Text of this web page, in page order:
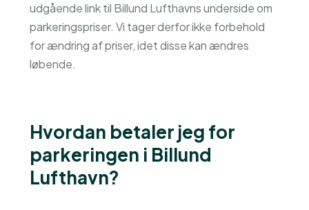
udgående link til Billund Lufthavns underside om
parkeringspriser. Vi tager derfor ikke forbehold
for ændring af priser, idet disse kan ændres
løbende.
Hvordan betaler jeg for
parkeringen i Billund
Lufthavn?